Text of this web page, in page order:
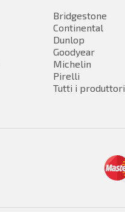
Bridgestone
Continental
Dunlop
Goodyear
Michelin
Pirelli
Tutti i produttori